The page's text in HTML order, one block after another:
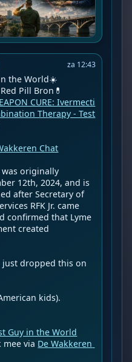
za 12:43
the World☀️
CURE: Ivermecti
Therapy - Test
Chat
originally
12th, 2024, and is
after Secretary of
RFK Jr. came
confirmed that Lyme
created
just dropped this on
kids).
Guy in the World
via De Wakkeren